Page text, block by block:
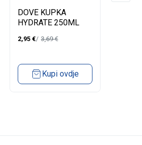
DOVE KUPKA
HYDRATE 250ML
2,95 € 3,69€
Kupi ovdje